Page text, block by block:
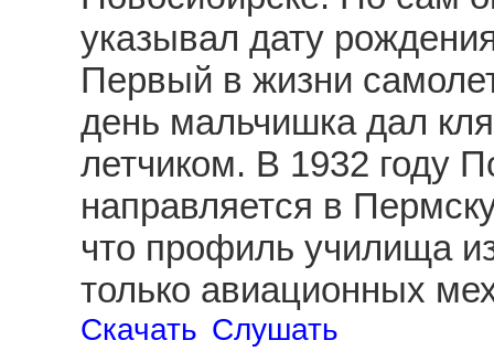
указывал дату
Первый в жизни
день мальчишка дал
летчиком. В 1932 году
направляется в
что профиль училища
только авиационных
Скачать Слушать